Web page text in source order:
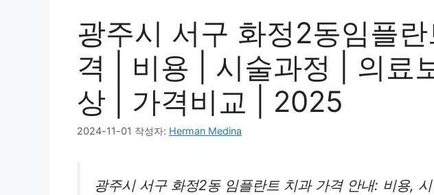
광주시 서구 화정2동임플
격 | 비용 | 시술과정 | 의료
상 | 가격비교 | 2025
2024-11-01 작성자: Herman Medina
광주시 서구 화정2동 임플란트 치과 가격 안내: 비용,